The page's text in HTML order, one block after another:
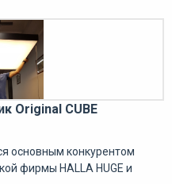
Original CUBE
основным конкурентом
фирмы HALLA HUGE и